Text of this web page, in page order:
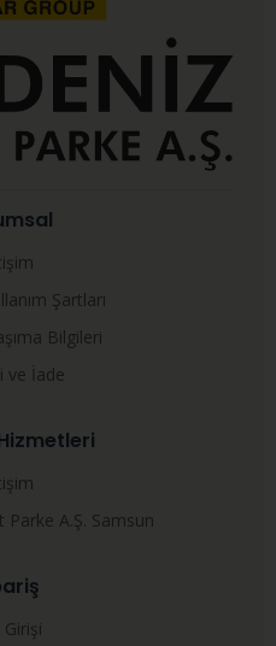
Şartları
Bilgileri
ve İade
A.Ş. Samsun
Girişi